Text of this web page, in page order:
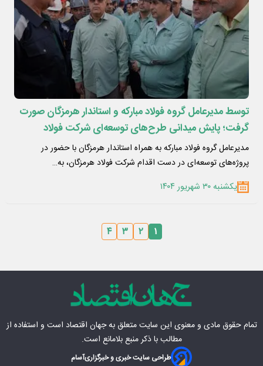
توسط مدیرعامل گروه فولاد مبارکه و استاندار هرمزگان صورت
گرفت؛ پایش میدانی طرح‌های توسعه‌ای شرکت فولاد
هرمزگان
مدیرعامل گروه فولاد مبارکه به همراه استاندار هرمزگان با حضور در
پروژه‌های توسعه‌ای در دست اقدام شرکت فولاد هرمزگان، به…
یکشنبه ۳۰ شهریور ۱۴۰۴
۱ ۲ ۳ ۴
تمام حقوق مادی‌ و معنوی این سایت متعلق بهجهان اقتصاد است و استفاده از
مطالب با ذکر منبع بلامانع است.
طراحی سایت خبری و خبرگزاریآسام